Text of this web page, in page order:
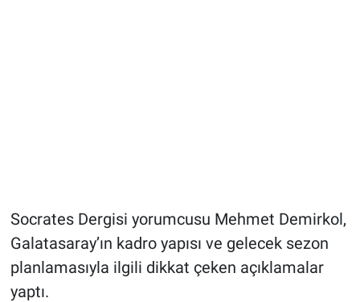
Socrates Dergisi yorumcusu Mehmet Demirkol,
Galatasaray’ın kadro yapısı ve gelecek sezon
planlamasıyla ilgili dikkat çeken açıklamalar
yaptı.